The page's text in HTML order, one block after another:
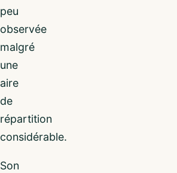
peu
observée
malgré
une
aire
de
répartition
considérable.
Son